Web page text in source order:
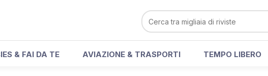
& FAI DA TE AVIAZIONE & TRASPORTI TEMPO LIBERO